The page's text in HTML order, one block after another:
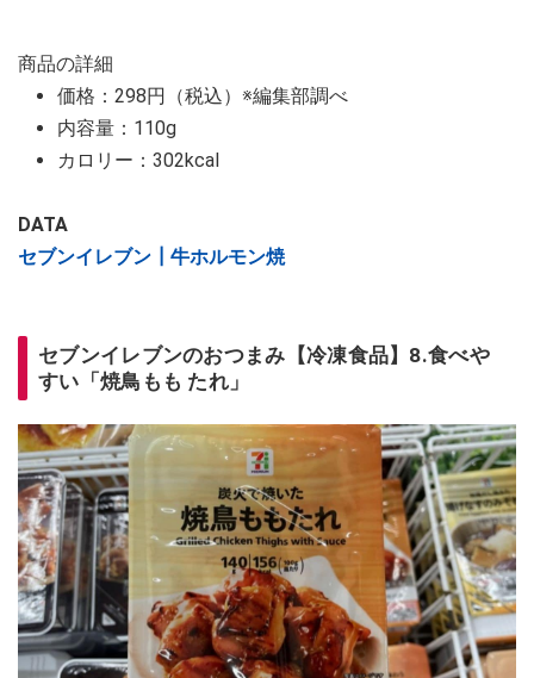
商品の詳細
価格：298円（税込）※編集部調べ
内容量：110g
カロリー：302kcal
DATA
セブンイレブン┃牛ホルモン焼
セブンイレブンのおつまみ【冷凍食品】8.食べや
すい「焼鳥もも たれ」